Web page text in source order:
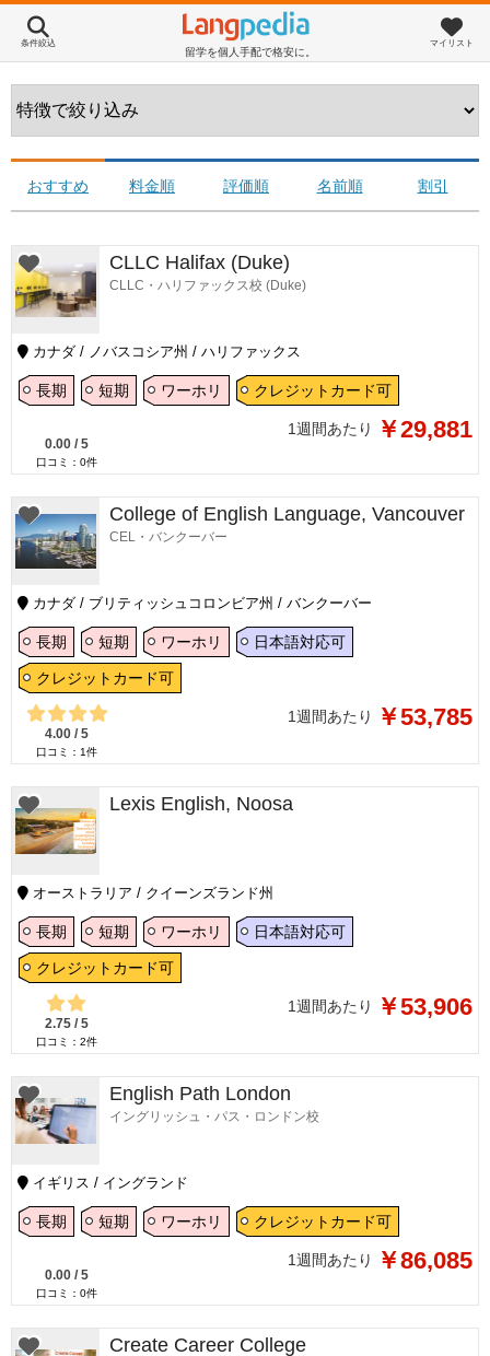
留学を個人手配で格安に。
条件絞込 マイリスト
おすすめ 料金順 評価順 名前順 割引
CLLC Halifax (Duke)
CLLC・ハリファックス校 (Duke)
カナダ / ノバスコシア州 / ハリファックス
長期 短期 ワーホリ クレジットカード可
0.00 / 5
口コミ： 0件
1週間あたり ￥29,881
College of English Language, Vancouver
CEL・バンクーバー
カナダ / ブリティッシュコロンビア州 / バンクーバー
長期 短期 ワーホリ 日本語対応可
クレジットカード可
4.00 / 5
口コミ： 1件
1週間あたり ￥53,785
Lexis English, Noosa
オーストラリア / クイーンズランド州
長期 短期 ワーホリ 日本語対応可
クレジットカード可
2.75 / 5
口コミ： 2件
1週間あたり ￥53,906
English Path London
イングリッシュ・パス・ロンドン校
イギリス / イングランド
長期 短期 ワーホリ クレジットカード可
0.00 / 5
口コミ： 0件
1週間あたり ￥86,085
Create Career College